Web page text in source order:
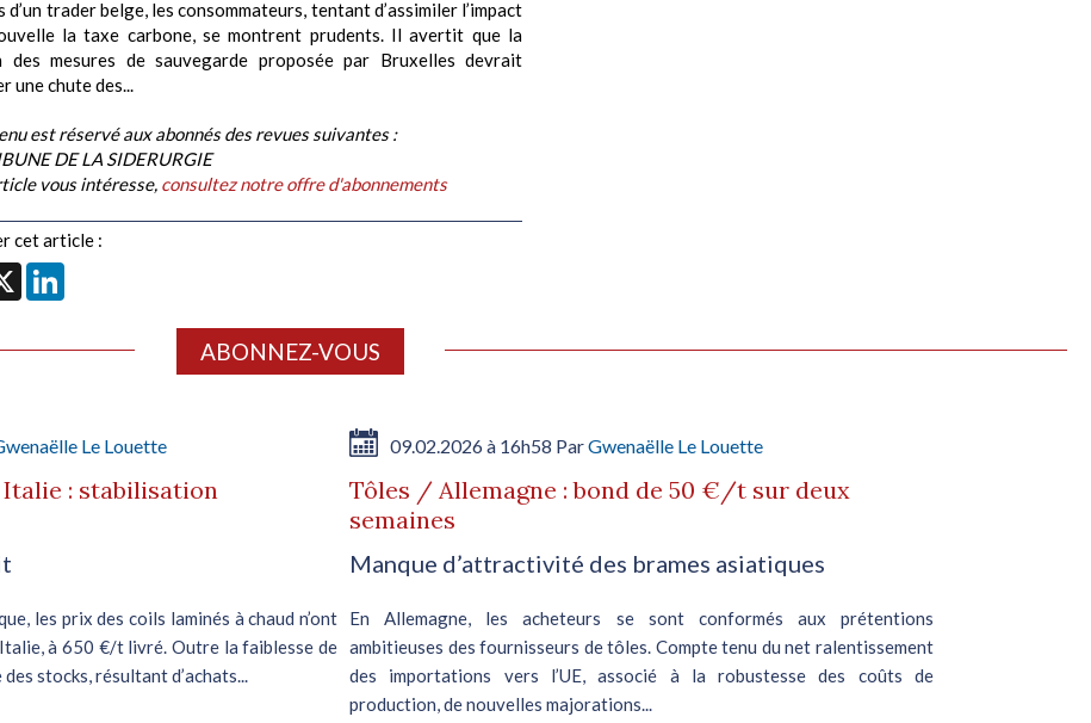
d’un trader belge, les consommateurs, tentant d’assimiler l’impact
la taxe carbone, se montrent prudents. Il avertit que la
des mesures de sauvegarde proposée par Bruxelles devrait
une chute des...
est réservé aux abonnés des revues suivantes :
DE LA SIDERURGIE
vous intéresse, consultez notre offre d'abonnements
cet article :
X
ABONNEZ-VOUS
Le Louette
: stabilisation
les prix des coils laminés à chaud n’ont
à 650 €/t livré. Outre la faiblesse de
des stocks, résultant d’achats...
09.02.2026 à 16h58 ParGwenaëlle Le Louette
Tôles / Allemagne : bond de 50 €/t sur deux
semaines
Manque d’attractivité des brames asiatiques
En Allemagne, les acheteurs se sont conformés aux prétentions
ambitieuses des fournisseurs de tôles. Compte tenu du net ralentissement
des importations vers l’UE, associé à la robustesse des coûts de
production, de nouvelles majorations...